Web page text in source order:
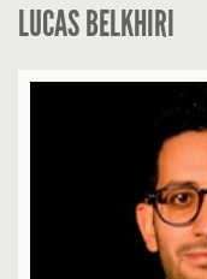
LUCAS BELKHIRI